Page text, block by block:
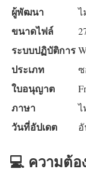
ผู้พัฒนา ไ
ขนาดไฟล์
ระบบปฏิบัติการ
ประเภท ซ
ใบอนุญาต
ภาษา ไ
วันที่อัปเดต
💻 ความต้อ